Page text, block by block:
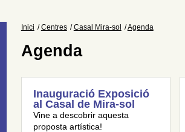
Inici Centres Casal Mira-sol Agenda
Agenda
Inauguració Exposició
al Casal de Mira-sol
Vine a descobrir aquesta
proposta artística!